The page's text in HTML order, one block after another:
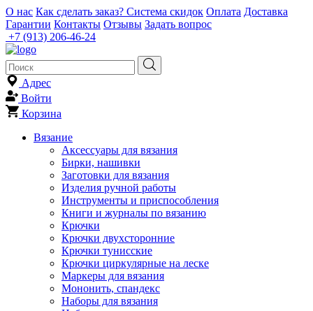
О нас Как сделать заказ? Система скидок Оплата Доставка
Гарантии Контакты Отзывы Задать вопрос
+7 (913) 206-46-24
Адрес
Войти
Корзина
Вязание
Аксессуары для вязания
Бирки, нашивки
Заготовки для вязания
Изделия ручной работы
Инструменты и приспособления
Книги и журналы по вязанию
Крючки
Крючки двухсторонние
Крючки тунисские
Крючки циркулярные на леске
Маркеры для вязания
Мононить, спандекс
Наборы для вязания